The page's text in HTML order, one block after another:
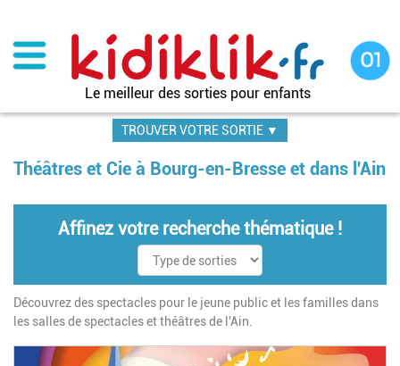
contenu
principal
Le meilleur des sorties pour enfants
TROUVER VOTRE SORTIE ▼
Théâtres et Cie à Bourg-en-Bresse et dans l'Ain
Affinez votre recherche thématique !
Découvrez des spectacles pour le jeune public et les familles dans
les salles de spectacles et théâtres de l'Ain.